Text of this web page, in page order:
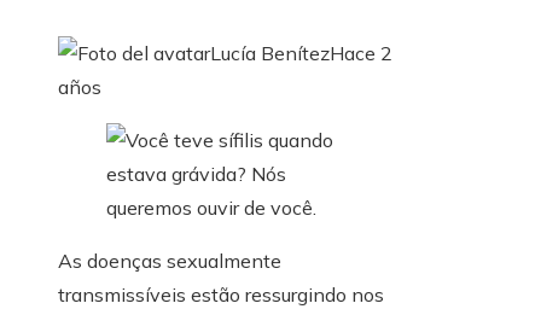
Lucía BenítezHace 2
años
As doenças sexualmente
transmissíveis estão ressurgindo nos